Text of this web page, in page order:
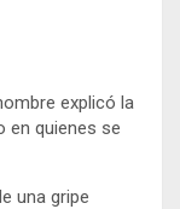
explicó la
en quienes se
una gripe